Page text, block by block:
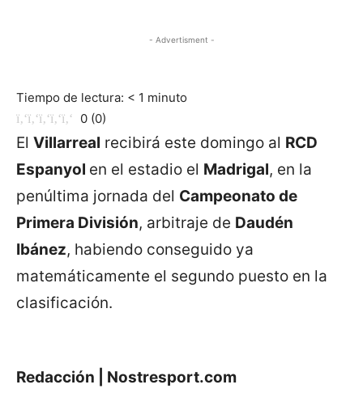
- Advertisment -
Tiempo de lectura: < 1 minuto
0 (0)
El Villarreal recibirá este domingo al RCD
Espanyol en el estadio el Madrigal, en la
penúltima jornada del Campeonato de
Primera División, arbitraje de Daudén
Ibánez, habiendo conseguido ya
matemáticamente el segundo puesto en la
clasificación.
Redacción | Nostresport.com